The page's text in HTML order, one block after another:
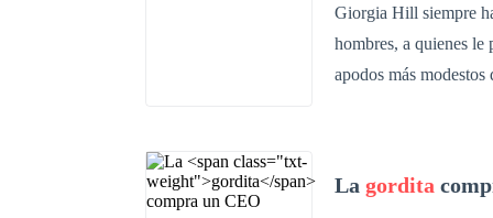
Giorgia Hill siempre
hombres, a quienes le
apodos más
encantan las mujeres,
La gordita